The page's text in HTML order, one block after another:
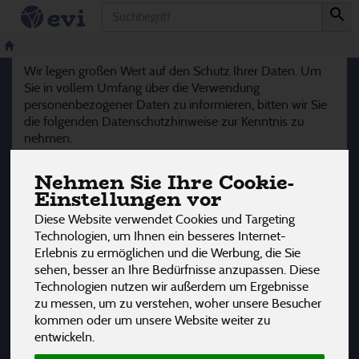
Nehmen Sie Ihre Cookie-
Einstellungen vor
Diese Website verwendet Cookies und Targeting
Technologien, um Ihnen ein besseres Internet-
Erlebnis zu ermöglichen und die Werbung, die Sie
sehen, besser an Ihre Bedürfnisse anzupassen. Diese
Technologien nutzen wir außerdem um Ergebnisse
zu messen, um zu verstehen, woher unsere Besucher
kommen oder um unsere Website weiter zu
entwickeln.
Datenschutzerklärung
Wir legen großen Wert auf den Schutz Ihrer Daten. Um
Sie in vollem Umfang über die Verwendung
personenbezogener Daten zu informieren, bitten wir Sie
die folgenden Datenschutzhinweise zur Kenntnis zu
nehmen.
Geltungsbereich
Diese Datenschutzerklärung klärt Nutzer über die Art, den
Umfang und Zwecke der Erhebung und Verwendung
personenbezogener Daten durch den verantwortlichen
Anbieter Evi Naturkost u. Naturwaren HandelsGmbH, auf
dieser Website (im folgenden “Angebot”) auf.
Zugriffsdaten/ Server-Logfiles
Der Anbieter (beziehungsweise sein Webspace-Provider)
erhebt Daten über jeden Zugriff auf das Angebot (so
genannte Serverlogfiles). Zu den Zugriffsdaten gehören: